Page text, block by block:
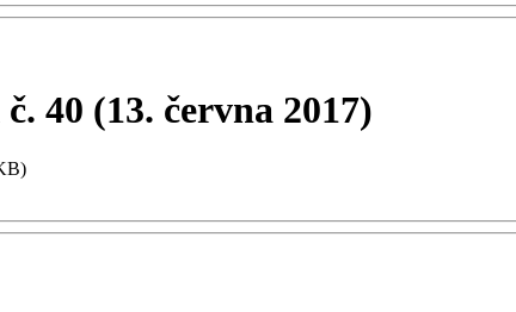
40 (13. června 2017)